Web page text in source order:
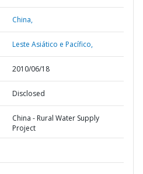
China,
Leste Asiático e Pacífico,
2010/06/18
Disclosed
China - Rural Water Supply
Project